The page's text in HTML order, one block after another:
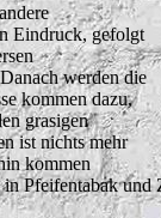
Eindruck, gefolgt
werden die
kommen dazu,
grasigen
ist nichts mehr
kommen
Pfeifentabak und